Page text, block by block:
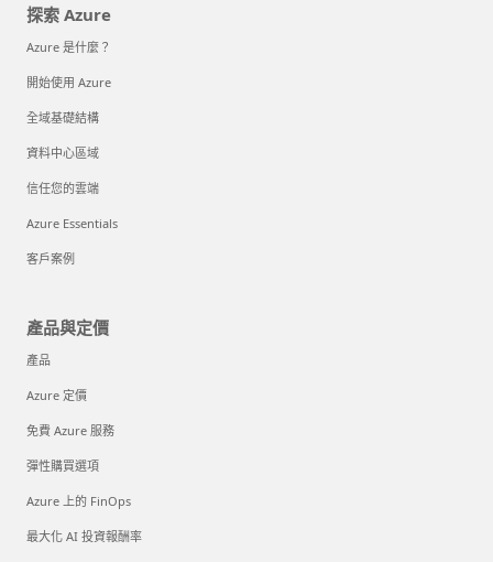
探索 Azure
Azure 是什麼？
開始使用 Azure
全域基礎結構
資料中心區域
信任您的雲端
Azure Essentials
客戶案例
產品與定價
產品
Azure 定價
免費 Azure 服務
彈性購買選項
Azure 上的 FinOps
最大化 AI 投資報酬率